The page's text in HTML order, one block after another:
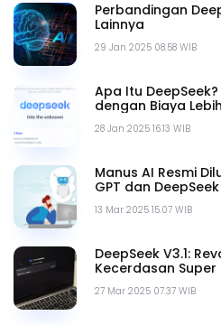
29 Jan 2025 08.58 WIB
Perbandingan
Lainnya
28 Jan 2025 16.13 WIB
Apa Itu
dengan Biaya
13 Mar 2025 15.07 WIB
Manus AI Resmi
GPT dan DeepSeek
27 Mar 2025 07.37 WIB
DeepSeek V3.1:
Kecerdasan Super